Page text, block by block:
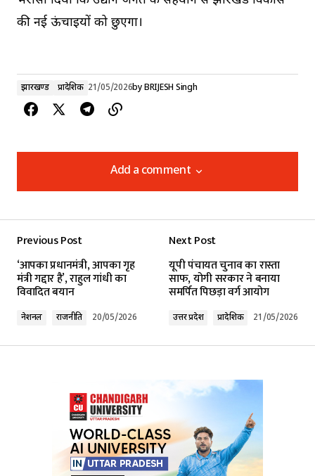
की नई ऊंचाइयों को छुएगा।
झारखण्ड प्रादेशिक 21/05/2026byBRIJESH Singh
Add a comment
Add a comment
Required fields are marked*
Your Name*
Your E-mail*
Previous Post
‘आपका प्रधानमंत्री, आपका गृह
मंत्री गद्दार है’, राहुल गांधी का
विवादित बयान
नेशनल राजनीति 20/05/2026
Next Post
यूपी पंचायत चुनाव का रास्ता
साफ, योगी सरकार ने बनाया
समर्पित पिछड़ा वर्ग आयोग
उत्तर प्रदेश प्रादेशिक 21/05/2026